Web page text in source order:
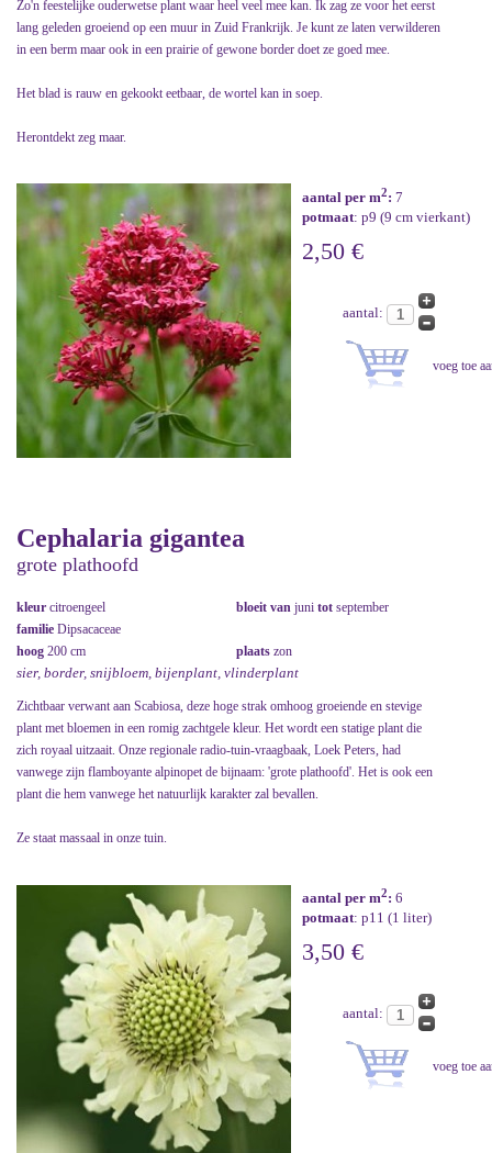
Zo'n feestelijke ouderwetse plant waar heel veel mee kan. Ik zag ze voor het eerst
lang geleden groeiend op een muur in Zuid Frankrijk. Je kunt ze laten verwilderen
in een berm maar ook in een prairie of gewone border doet ze goed mee.
Het blad is rauw en gekookt eetbaar, de wortel kan in soep.
Herontdekt zeg maar.
aantal per m2: 7
potmaat: p9 (9 cm vierkant)
2,50 €
aantal:
Cephalaria gigantea
grote plathoofd
kleur citroengeel bloeit van juni tot september
familie Dipsacaceae
hoog 200 cm plaats zon
sier, border, snijbloem, bijenplant, vlinderplant
Zichtbaar verwant aan Scabiosa, deze hoge strak omhoog groeiende en stevige
plant met bloemen in een romig zachtgele kleur. Het wordt een statige plant die
zich royaal uitzaait. Onze regionale radio-tuin-vraagbaak, Loek Peters, had
vanwege zijn flamboyante alpinopet de bijnaam: 'grote plathoofd'. Het is ook een
plant die hem vanwege het natuurlijk karakter zal bevallen.
Ze staat massaal in onze tuin.
aantal per m2: 6
potmaat: p11 (1 liter)
3,50 €
aantal: